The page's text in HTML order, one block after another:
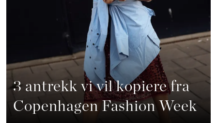
3 antrekk vi vil kopiere fra
Copenhagen Fashion Week